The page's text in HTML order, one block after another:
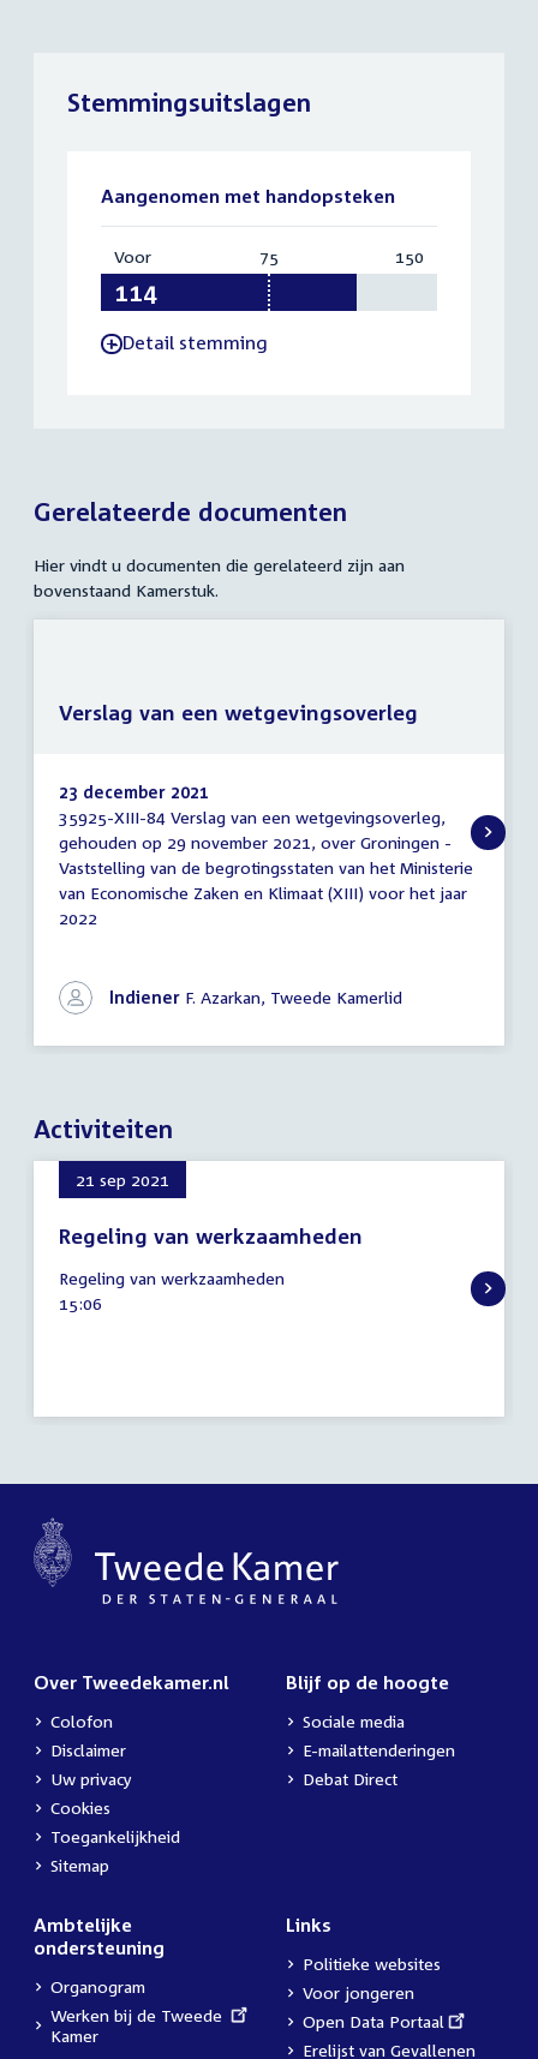
Stemmingsuitslagen
Aangenomen met handopsteken
Voor:
114
75 150
-Detail stemming
Gerelateerde documenten
Hier vindt u documenten die gerelateerd zijn aan
bovenstaand Kamerstuk.
Verslag
van
een
wetgevingsoverleg
23 december 2021
35925-XIII-84 Verslag van een wetgevingsoverleg,
gehouden op 29 november 2021, over Groningen -
Vaststelling van de begrotingsstaten van het Ministerie
van Economische Zaken en Klimaat (XIII) voor het jaar
2022
Indiener F. Azarkan, Tweede Kamerlid
Verslag van een wetgevingsoverleg
Activiteiten
21 sep 2021
Regeling van werkzaamheden
september
2021
Regeling van werkzaamheden
Tijd
15:06
Over Tweedekamer.nl
Colofon
Disclaimer
Uw privacy
Cookies
Toegankelijkheid
Sitemap
Blijf op de hoogte
Sociale media
E-mailattenderingen
Debat Direct
Ambtelijke
ondersteuning
Organogram
External
link:
Werken bij de Tweede
Kamer
Links
Politieke websites
Voor jongeren
External
link:
Open Data Portaal
Erelijst van Gevallenen